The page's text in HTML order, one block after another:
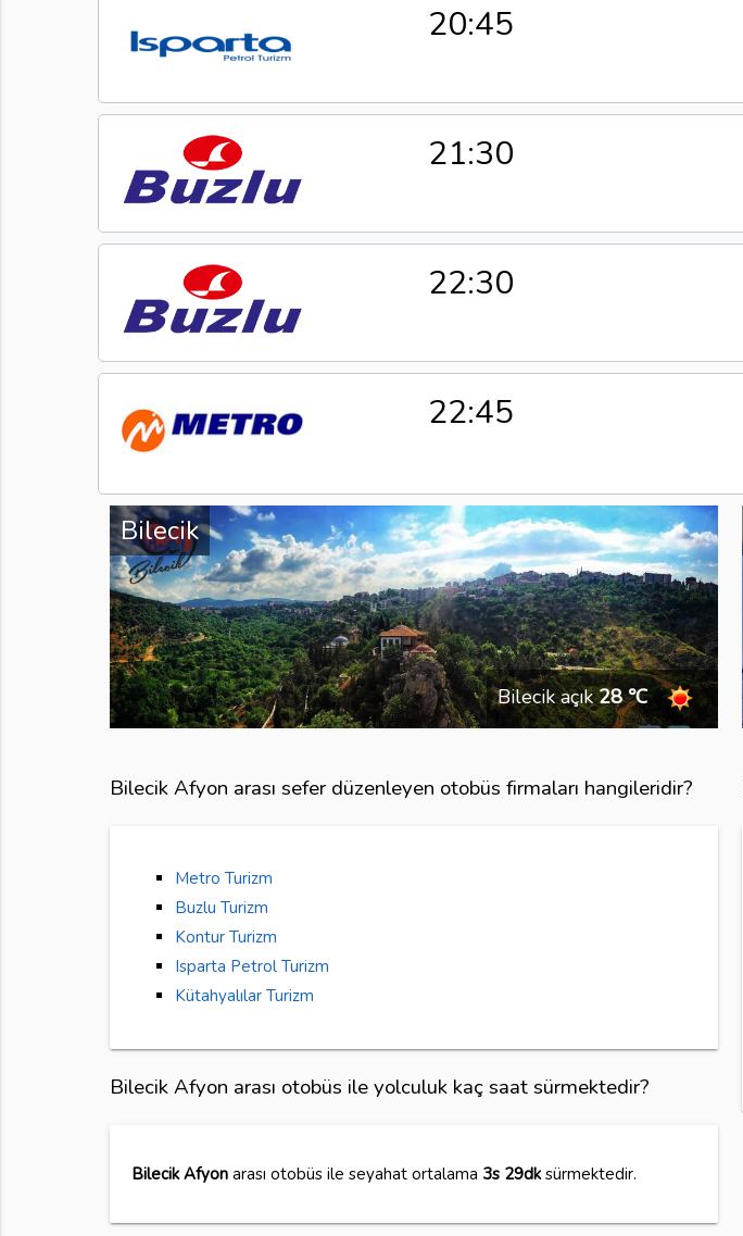
20:45
21:30
22:30
22:45
Bilecik
Bilecik açık28 ℃
Bilecik Afyon arası sefer düzenleyen otobüs firmaları hangileridir?
Metro Turizm
Buzlu Turizm
Kontur Turizm
Isparta Petrol Turizm
Kütahyalılar Turizm
Bilecik Afyon arası otobüs ile yolculuk kaç saat sürmektedir?
Bilecik Afyonarası otobüs ile seyahat ortalama 3s 29dksürmektedir.